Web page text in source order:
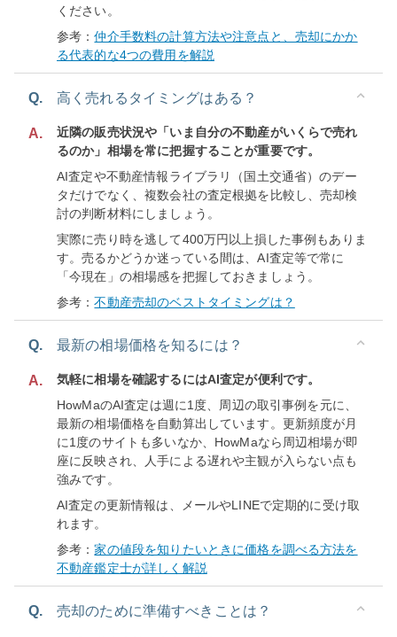
ください。
参考：仲介手数料の計算方法や注意点と、売却にかか
る代表的な4つの費用を解説
Q. 高く売れるタイミングはある？
A.
近隣の販売状況や「いま自分の不動産がいくらで売れ
るのか」相場を常に把握することが重要です。
AI査定や不動産情報ライブラリ（国土交通省）のデー
タだけでなく、複数会社の査定根拠を比較し、売却検
討の判断材料にしましょう。
実際に売り時を逃して400万円以上損した事例もありま
す。売るかどうか迷っている間は、AI査定等で常に
「今現在」の相場感を把握しておきましょう。
参考：不動産売却のベストタイミングは？
Q. 最新の相場価格を知るには？
A.
気軽に相場を確認するにはAI査定が便利です。
HowMaのAI査定は週に1度、周辺の取引事例を元に、
最新の相場価格を自動算出しています。更新頻度が月
に1度のサイトも多いなか、HowMaなら周辺相場が即
座に反映され、人手による遅れや主観が入らない点も
強みです。
AI査定の更新情報は、メールやLINEで定期的に受け取
れます。
参考：家の値段を知りたいときに価格を調べる方法を
不動産鑑定士が詳しく解説
Q. 売却のために準備すべきことは？